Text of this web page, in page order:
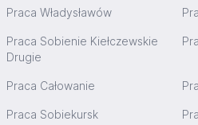
Praca Władysławów
Praca Sobienie Kiełczewskie
Drugie
Praca Całowanie
Praca Sobiekursk